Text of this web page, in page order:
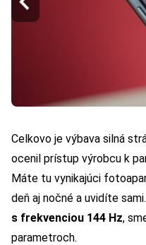
Celkovo je výbava silná
ocenil prístup výrobcu k
Máte tu vynikajúci
deň aj nočné a uvidíte
s frekvenciou 144 Hz,
parametroch.